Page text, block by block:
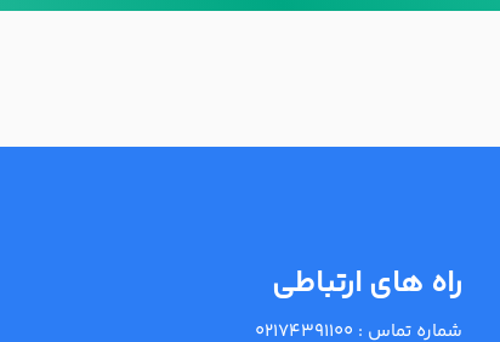
راه های ارتباطی
شماره تماس : 02174391100